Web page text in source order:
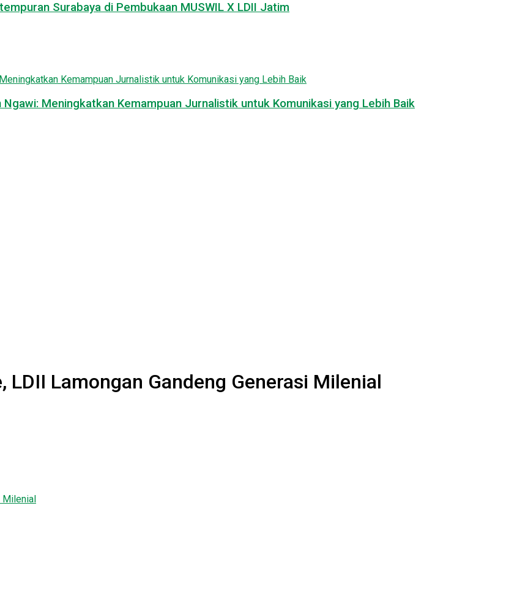
Surabaya di Pembukaan MUSWIL X LDII Jatim
Meningkatkan Kemampuan Jurnalistik untuk Komunikasi yang Lebih Baik
Lamongan Gandeng Generasi Milenial